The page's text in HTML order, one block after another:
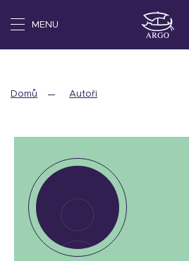
MENU
Domů Autoři